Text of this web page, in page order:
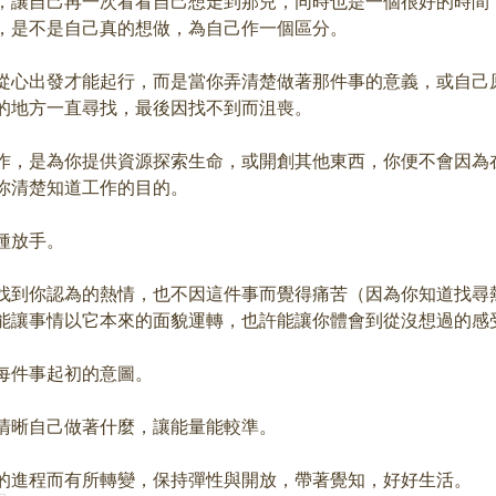
是不是自己真的想做，為自己作一個區分。
心出發才能起行，而是當你弄清楚做著那件事的意義，或自己
方一直尋找，最後因找不到而沮喪。
，是為你提供資源探索生命，或開創其他東西，你便不會因為
楚知道工作的目的。
手。
到你認為的熱情，也不因這件事而覺得痛苦（因為你知道找尋
讓事情以它本來的面貌運轉，也許能讓你體會到從沒想過的感
事起初的意圖。
自己做著什麼，讓能量能較準。
進程而有所轉變，保持彈性與開放，帶著覺知，好好生活。